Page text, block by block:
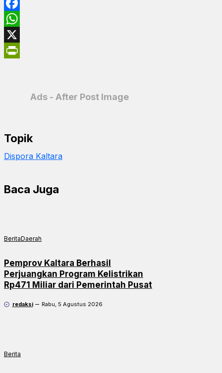
Facebook
WhatsApp
X
Ads - After Post Image
Topik
Dispora Kaltara
Baca Juga
BeritaDaerah
Pemprov Kaltara Berhasil
Perjuangkan Program Kelistrikan
Rp471 Miliar dari Pemerintah Pusat
redaksi Rabu, 5 Agustus 2026
Berita